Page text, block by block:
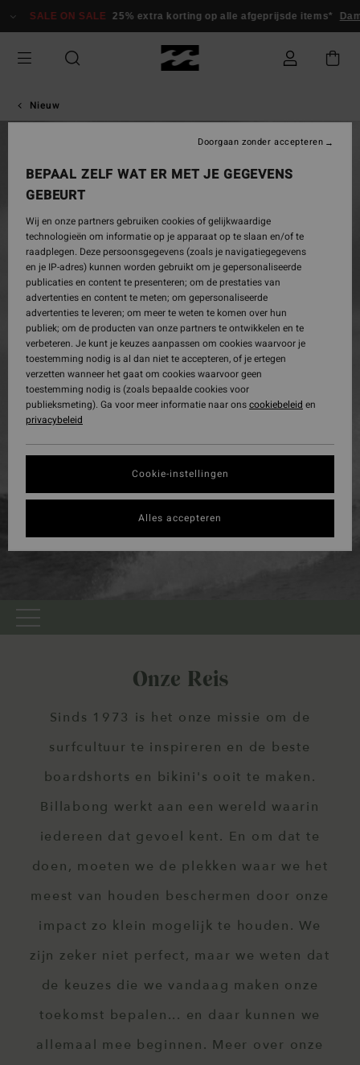
ON SALE 25% extra korting op alle afgeprijsde items* Dames
Nieuw
Onze Reis
Sinds 1973 is het onze missie om de
surfcultuur te inspireren en de beste
boardshorts en bikini's ooit te maken.
Billabong werkt aan een wereld waarin
iedereen dat gevoel kent. En om dat te
doen, moeten we de plekken waar we het
meest van houden beschermen door onze
impact zo klein mogelijk te houden. We
zijn zeker niet perfect, maar we weten dat
de keuzes die we vandaag maken onze
toekomst bepalen... en daar kunnen we
allemaal mee beginnen. Meer over onze
BEPAAL ZELF WAT ER MET JE GEGEVENS
GEBEURT
Wij en onze partners gebruiken cookies of gelijkwaardige
technologieën om informatie op je apparaat op te slaan en/of te
raadplegen. Deze persoonsgegevens (zoals je navigatiegegevens
en je IP-adres) kunnen worden gebruikt om je gepersonaliseerde
publicaties en content te presenteren; om de prestaties van
advertenties en content te meten; om gepersonaliseerde
advertenties te leveren; om meer te weten te komen over hun
publiek; om de producten van onze partners te ontwikkelen en te
verbeteren. Je kunt je keuzes aanpassen om cookies waarvoor je
toestemming nodig is al dan niet te accepteren, of je ertegen
verzetten wanneer het gaat om cookies waarvoor geen
toestemming nodig is (zoals bepaalde cookies voor
publieksmeting). Ga voor meer informatie naar onscookiebeleid en
privacybeleid
Cookie-instellingen
Doorgaan zonder accepteren
Alles accepteren